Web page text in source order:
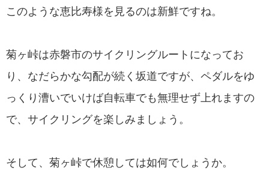
このような恵比寿様を見るのは新鮮ですね。
菊ヶ峠は赤磐市のサイクリングルートになってお
り、なだらかな勾配が続く坂道ですが、ペダルをゆ
っくり漕いでいけば自転車でも無理せず上れますの
で、サイクリングを楽しみましょう。
そして、菊ヶ峠で休憩しては如何でしょうか。